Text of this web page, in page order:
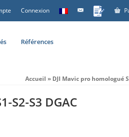
Connexion
Références
Accueil » DJI Mavic pro homologué
S2-S3 DGAC